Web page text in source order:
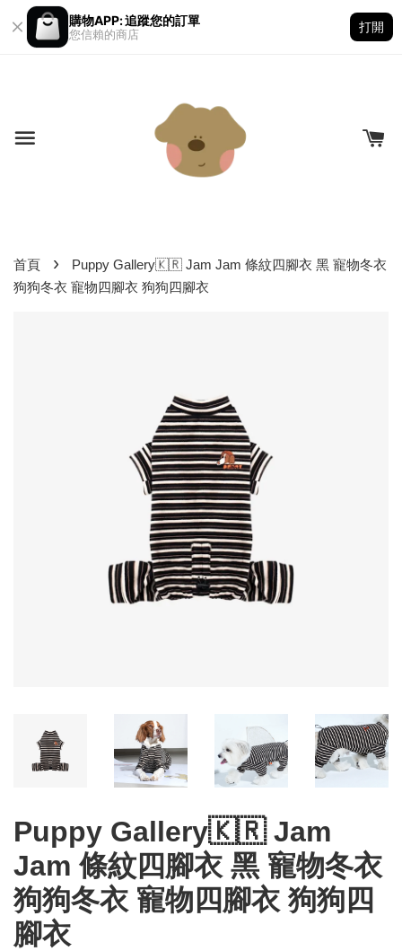
購物APP: 追蹤您的訂單
您信賴的商店
打開
首頁 ›
Puppy Gallery🇰🇷 Jam Jam 條紋四腳衣 黑 寵物冬衣
狗狗冬衣 寵物四腳衣 狗狗四腳衣
Puppy Gallery🇰🇷 Jam
Jam 條紋四腳衣 黑 寵物冬衣
狗狗冬衣 寵物四腳衣 狗狗四
腳衣